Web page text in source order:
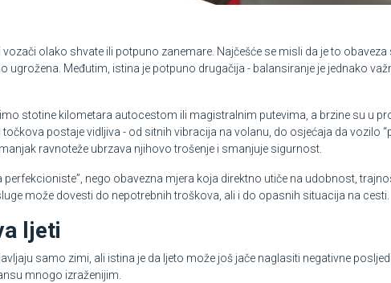
olako shvate ili potpuno zanemare. Najčešće se misli da je to obaveza
Međutim, istina je potpuno drugačija - balansiranje je jednako
stotine kilometara autocestom ili magistralnim putevima, a brzine su u
postaje vidljiva - od sitnih vibracija na volanu, do osjećaja da vozilo
ravnoteže ubrzava njihovo trošenje i smanjuje sigurnost.
nego obavezna mjera koja direktno utiče na udobnost,
može dovesti do nepotrebnih troškova, ali i do opasnih situacija na cesti.
ljeti
samo zimi, ali istina je da ljeto može još jače naglasiti negativne
mnogo izraženijim.